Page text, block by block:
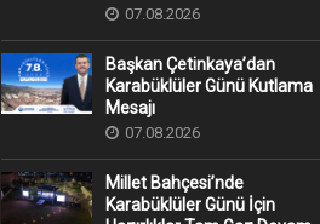
07.08.2026
Başkan Çetinkaya’dan
Karabüklüler Günü Kutlama
Mesajı
07.08.2026
Millet Bahçesi’nde
Karabüklüler Günü İçin